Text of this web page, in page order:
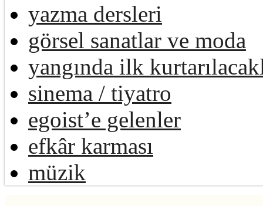
yazma dersleri
görsel sanatlar ve moda
yangında ilk
sinema / tiyatro
egoist’e gelenler
efkâr karması
müzik